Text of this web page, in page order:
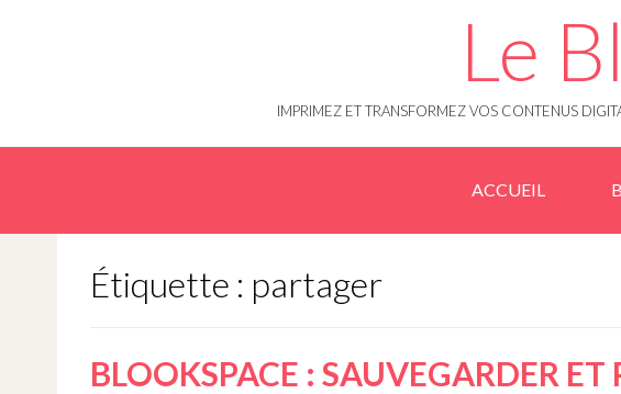
Le
IMPRIMEZ ET TRANSFORMEZ VOS CONTENUS
ACCUEIL
Étiquette : partager
BLOOKSPACE : SAUVEGARDER ET